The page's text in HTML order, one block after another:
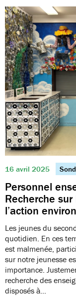
16 avril 2025
Personnel
Recherche
l’action
Les jeunes du
quotidien. En ces
est malmenée,
sur notre jeunesse
importance.
recherche des
disposés à…